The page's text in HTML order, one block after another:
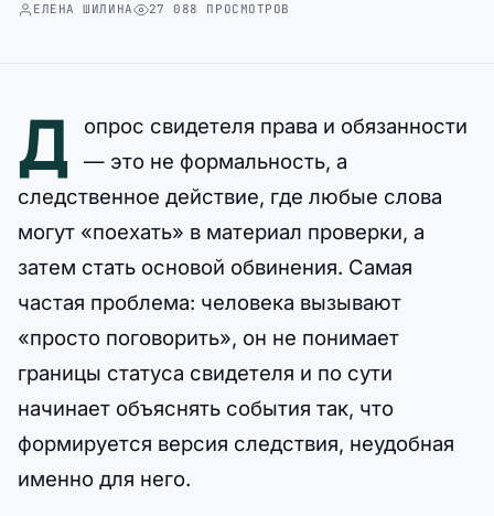
ЕЛЕНА ШИЛИНА
27 088 ПРОСМОТРОВ
Д
опрос свидетеля права и обязанности
— это не формальность, а
следственное действие, где любые слова
могут «поехать» в материал проверки, а
затем стать основой обвинения. Самая
частая проблема: человека вызывают
«просто поговорить», он не понимает
границы статуса свидетеля и по сути
начинает объяснять события так, что
формируется версия следствия, неудобная
именно для него.